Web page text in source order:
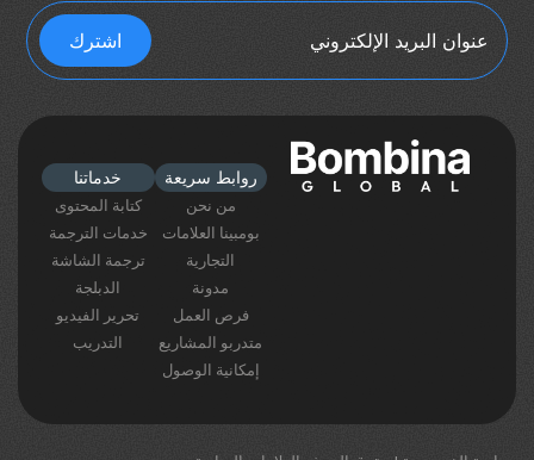
روابط سريعة
من نحن
بومبينا العلامات
التجارية
مدونة
فرص العمل
متدربو المشاريع
إمكانية الوصول
خدماتنا
كتابة المحتوى
خدمات الترجمة
ترجمة الشاشة
الدبلجة
تحرير الفيديو
التدريب